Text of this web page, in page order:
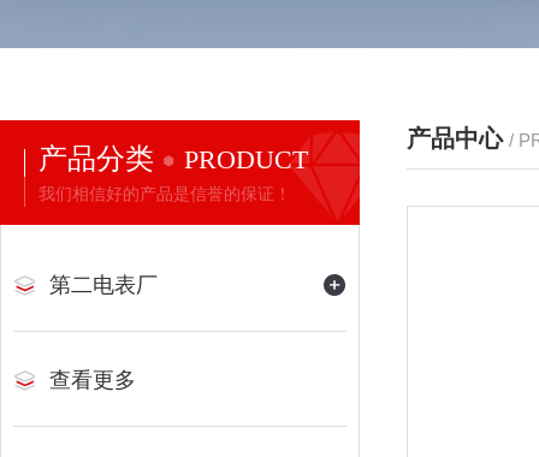
产品分类 PRODUCT
我们相信好的产品是信誉的保证！
第二电表厂
查看更多
产品中心 /